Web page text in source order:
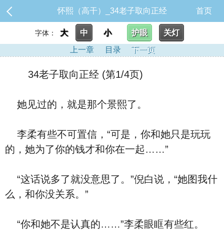
怀熙（高干）_34老子取向正经 首页
字体： 大 中 小 护眼
关灯
上一章
目录 下一页
34老子取向正经 (第1/4页)
她见过的，就是那个景熙了。
李柔有些不可置信，“可是，你和她只是玩玩
的，她为了你的钱才和你在一起……”
“这话说多了就没意思了。”倪白说，“她图我什
么，和你没关系。”
“你和她不是认真的……”李柔眼眶有些红。